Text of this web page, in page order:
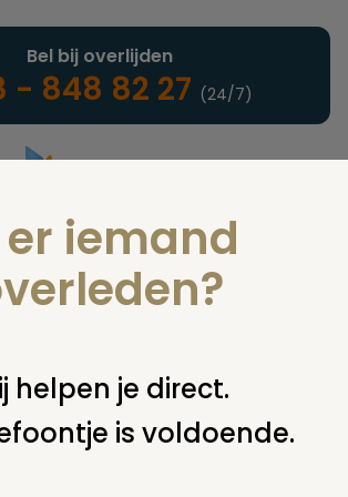
uitvaartonderneming
Bel bij overlijden
- 848 82 27 (24/7)
juridisch begraven grafsteen /
rekening grafsteen
er iemand
helpen je direct.
is voldoende.